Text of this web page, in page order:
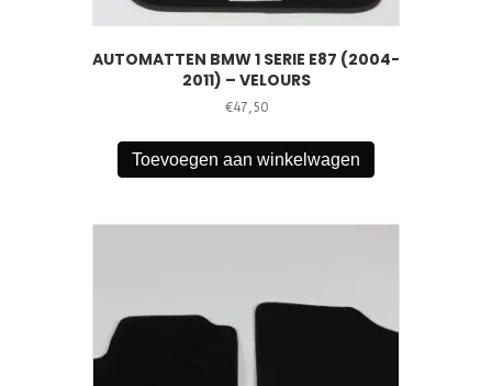
AUTOMATTEN BMW 1 SERIE E87 (2004-
2011) – VELOURS
€47,50
Toevoegen aan winkelwagen